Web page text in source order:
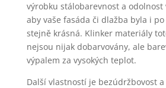
výrobku stálobarevnost a
aby vaše fasáda či dlažba byla i
stejně krásná. Klinker materiály
nejsou nijak dobarvovány, ale
výpalem za vysokých teplot.
Další vlastností je bezúdržbovost